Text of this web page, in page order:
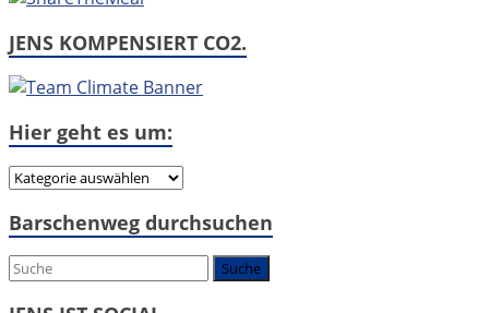
JENS KOMPENSIERT CO2.
Hier geht es um:
Hier
es
Barschenweg durchsuchen